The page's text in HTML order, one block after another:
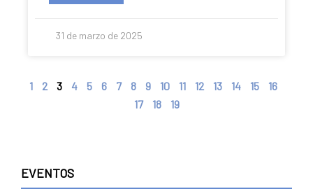
31 de marzo de 2025
1 2 3 4 5 6 7 8 9 10 11 12 13 14 15
16
17
18 19
EVENTOS